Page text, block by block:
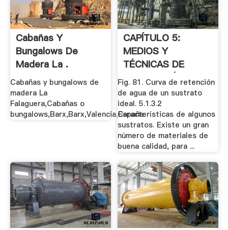
Cabañas Y
Bungalows De
Madera La .
Cabañas y bungalows de
madera La
Falaguera,Cabañas o
bungalows,Barx,Barx,Valencia,España
CAPÍTULO 5:
MEDIOS Y
TÉCNICAS DE
PRODUCCIÓN
Fig. 81. Curva de retención
de agua de un sustrato
ideal. 5.1.3.2
Características de algunos
sustratos. Existe un gran
número de materiales de
buena calidad, para ...